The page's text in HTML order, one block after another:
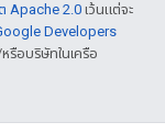
Apache 2.0เว้นแต่จะ
Developers
รือบริษัทในเครือ